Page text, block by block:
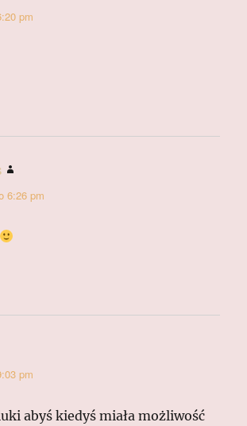
pm
6:26 pm
pm
abyś kiedyś miała możliwość